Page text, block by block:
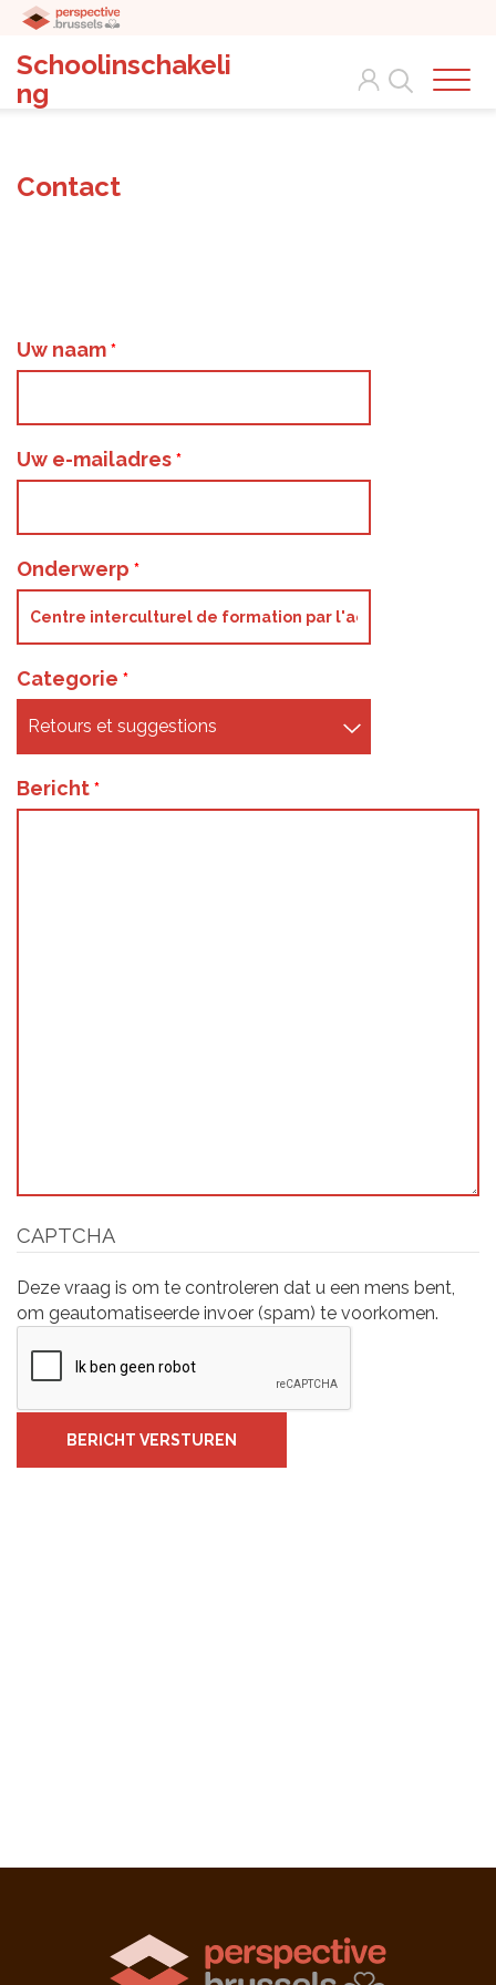
Schoolinschakeli
ng
Search
Contact
Uw naam
Uw e-mailadres
Onderwerp
Categorie
Bericht
CAPTCHA
Deze vraag is om te controleren dat u een mens bent,
om geautomatiseerde invoer (spam) te voorkomen.